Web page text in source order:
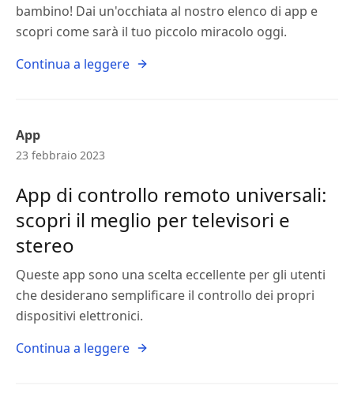
bambino! Dai un'occhiata al nostro elenco di app e
scopri come sarà il tuo piccolo miracolo oggi.
Continua a leggere
App
23 febbraio 2023
App di controllo remoto universali:
scopri il meglio per televisori e
stereo
Queste app sono una scelta eccellente per gli utenti
che desiderano semplificare il controllo dei propri
dispositivi elettronici.
Continua a leggere